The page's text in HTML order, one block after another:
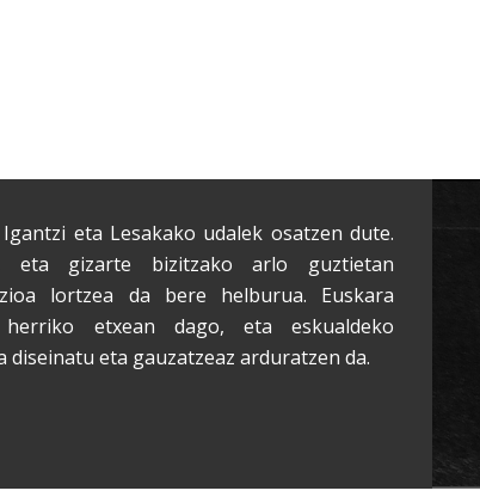
eta Lesakako udalek osatzen dute.
eta gizarte bizitzako arlo guztietan
lortzea da bere helburua. Euskara
etxean dago, eta eskualdeko
eta gauzatzeaz arduratzen da.